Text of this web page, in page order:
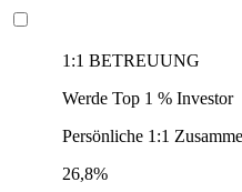
1:1 BETREUUNG
Werde Top 1 % Investor
Persönliche 1:1
26,8%